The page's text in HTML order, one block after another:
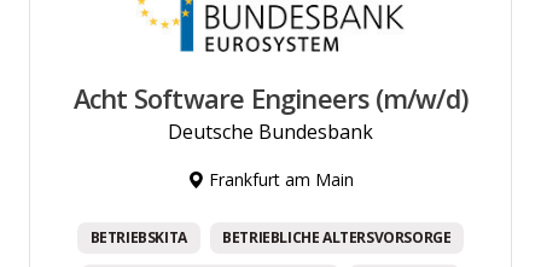
Acht Software Engineers (m/w/d)
Deutsche Bundesbank
Frankfurt am Main
BETRIEBSKITA BETRIEBLICHE ALTERSVORSORGE